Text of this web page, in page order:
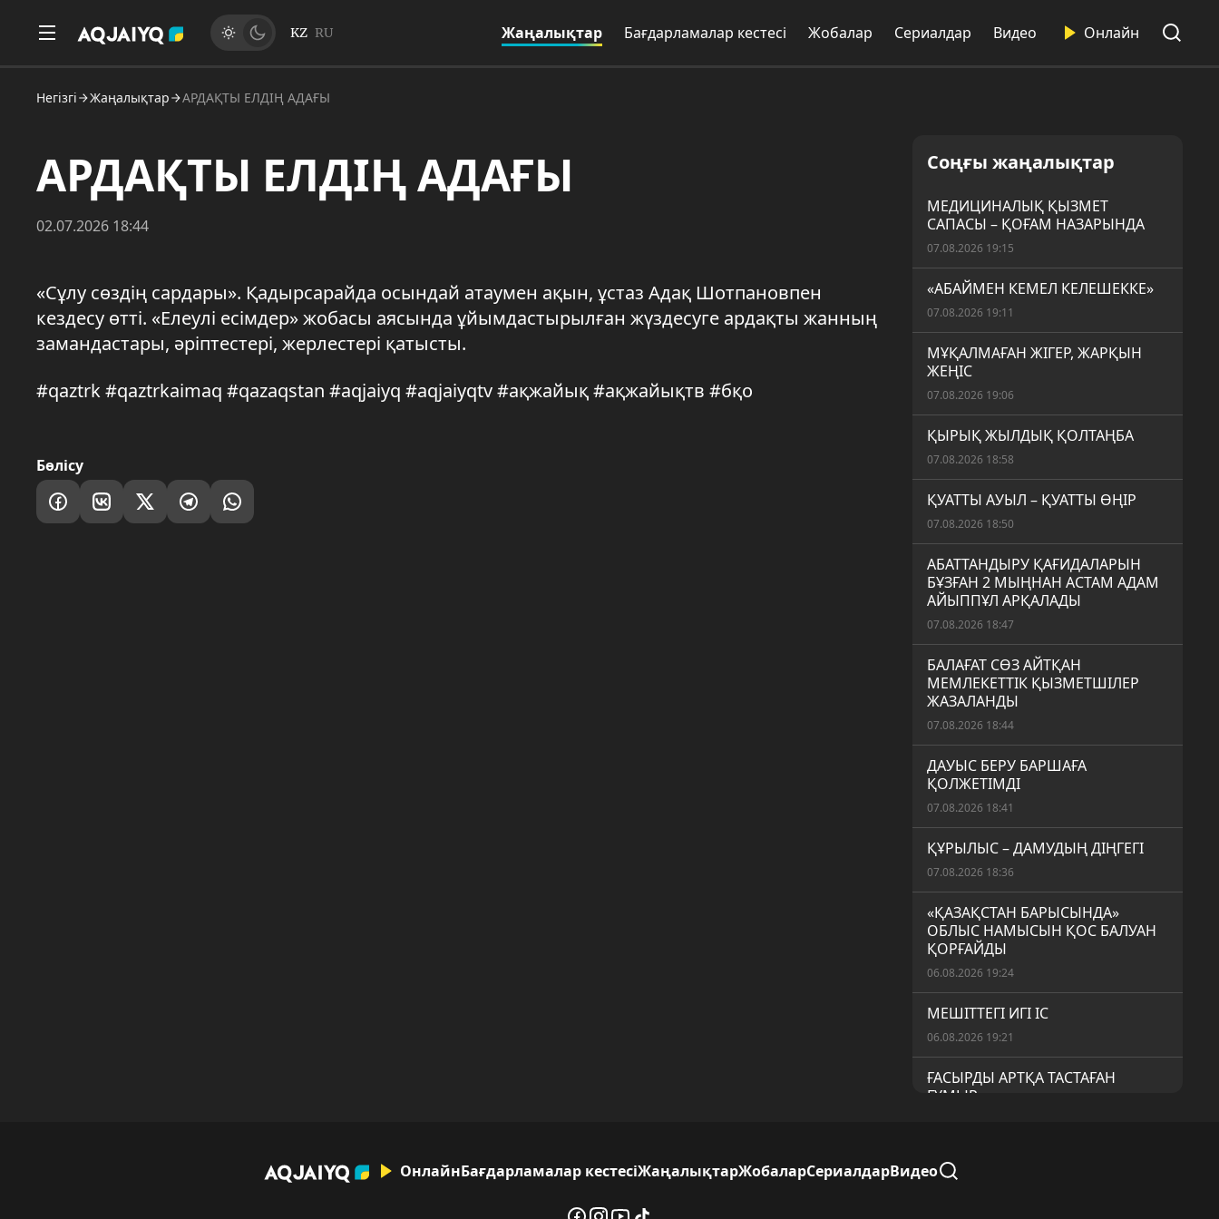
KZ RU Жаңалықтар Бағдарламалар кестесі Жобалар Сериалдар Видео Онлайн
Негізгі Жаңалықтар АРДАҚТЫ ЕЛДІҢ АДАҒЫ
АРДАҚТЫ ЕЛДІҢ АДАҒЫ
02.07.2026 18:44
«Сұлу сөздің сардары». Қадырсарайда осындай атаумен ақын, ұстаз Адақ Шотпановпен
кездесу өтті. «Елеулі есімдер» жобасы аясында ұйымдастырылған жүздесуге ардақты жанның
замандастары, әріптестері, жерлестері қатысты.
#qaztrk #qaztrkaimaq #qazaqstan #aqjaiyq #aqjaiyqtv #ақжайық #ақжайықтв #бқо
Бөлісу
Соңғы жаңалықтар
МЕДИЦИНАЛЫҚ ҚЫЗМЕТ
САПАСЫ – ҚОҒАМ НАЗАРЫНДА
07.08.2026 19:15
«АБАЙМЕН КЕМЕЛ КЕЛЕШЕККЕ»
07.08.2026 19:11
МҰҚАЛМАҒАН ЖІГЕР, ЖАРҚЫН
ЖЕҢІС
07.08.2026 19:06
ҚЫРЫҚ ЖЫЛДЫҚ ҚОЛТАҢБА
07.08.2026 18:58
ҚУАТТЫ АУЫЛ – ҚУАТТЫ ӨҢІР
07.08.2026 18:50
АБАТТАНДЫРУ ҚАҒИДАЛАРЫН
БҰЗҒАН 2 МЫҢНАН АСТАМ АДАМ
АЙЫППҰЛ АРҚАЛАДЫ
07.08.2026 18:47
БАЛАҒАТ СӨЗ АЙТҚАН
МЕМЛЕКЕТТІК ҚЫЗМЕТШІЛЕР
ЖАЗАЛАНДЫ
07.08.2026 18:44
ДАУЫС БЕРУ БАРШАҒА
ҚОЛЖЕТІМДІ
07.08.2026 18:41
ҚҰРЫЛЫС – ДАМУДЫҢ ДІҢГЕГІ
07.08.2026 18:36
«ҚАЗАҚСТАН БАРЫСЫНДА»
ОБЛЫС НАМЫСЫН ҚОС БАЛУАН
ҚОРҒАЙДЫ
06.08.2026 19:24
МЕШІТТЕГІ ИГІ ІС
06.08.2026 19:21
ҒАСЫРДЫ АРТҚА ТАСТАҒАН
ҒҰМЫР
«АУЫЛ АМАНАТЫ»: МЕМЛЕКЕТТІК
ҚОЛДАУДЫҢ НАҚТЫ НӘТИЖЕСІ
ОнлайнБағдарламалар кестесіЖаңалықтарЖобаларСериалдарВидео